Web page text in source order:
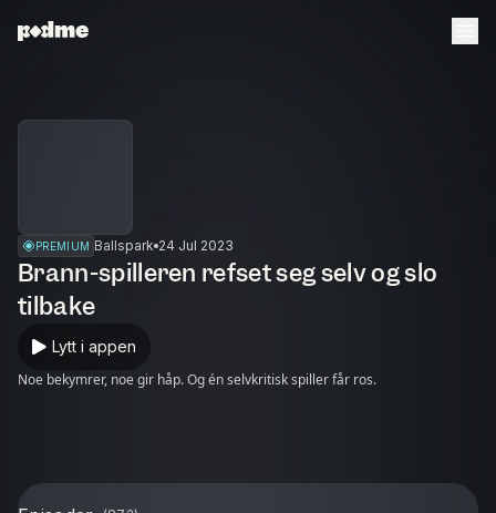
PREMIUM Ballspark 24 Jul 2023
Brann-spilleren refset seg selv og slo
tilbake
Lytt i appen
Noe bekymrer, noe gir håp. Og én selvkritisk spiller får ros.